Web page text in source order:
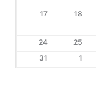
17 18
24 25
31
1